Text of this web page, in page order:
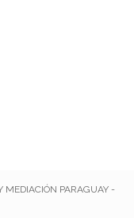
MEDIACIÓN PARAGUAY -